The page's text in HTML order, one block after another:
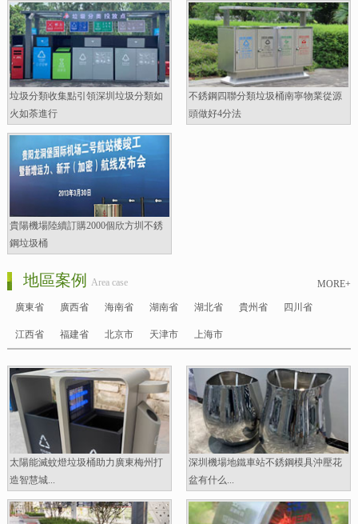
垃圾分類收集點引領深圳垃圾分類如
火如荼進行
不銹鋼四聯分類垃圾桶南寧物業從源
頭做好4分法
貴陽機場陸續訂購2000個欣方圳不銹
鋼垃圾桶
MORE+
地區案例 Area case
廣東省 廣西省 海南省 湖南省 湖北省 貴州省 四川省
江西省 福建省 北京市 天津市 上海市
太陽能滅蚊燈垃圾桶助力廣東梅州打
造智慧城...
深圳機場地鐵車站不銹鋼模具沖壓花
盆有什么...